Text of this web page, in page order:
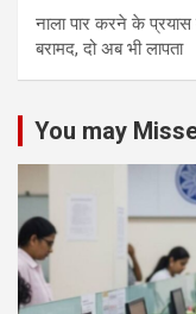
नाला पार करने के
बरामद, दो अब भी लापता
You may